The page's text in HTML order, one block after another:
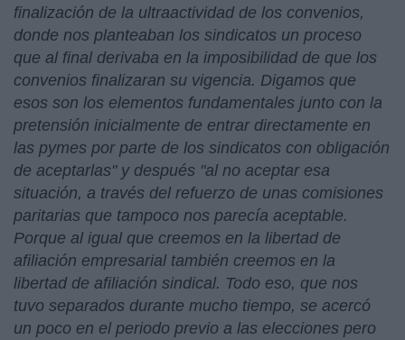
finalización de la ultraactividad de los convenios,
donde nos planteaban los sindicatos un proceso
que al final derivaba en la imposibilidad de que los
convenios finalizaran su vigencia. Digamos que
esos son los elementos fundamentales junto con la
pretensión inicialmente de entrar directamente en
las pymes por parte de los sindicatos con obligación
de aceptarlas" y después "al no aceptar esa
situación, a través del refuerzo de unas comisiones
paritarias que tampoco nos parecía aceptable.
Porque al igual que creemos en la libertad de
afiliación empresarial también creemos en la
libertad de afiliación sindical. Todo eso, que nos
tuvo separados durante mucho tiempo, se acercó
un poco en el periodo previo a las elecciones pero